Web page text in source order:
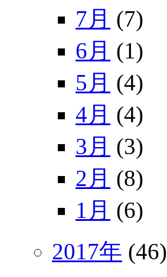
7月 (7)
6月 (1)
5月 (4)
4月 (4)
3月 (3)
2月 (8)
1月 (6)
2017年 (46)